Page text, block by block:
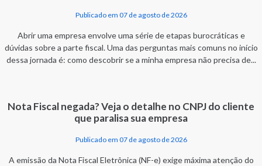
Publicado em 07 de agosto de 2026
Abrir uma empresa envolve uma série de etapas burocráticas e
dúvidas sobre a parte fiscal. Uma das perguntas mais comuns no início
dessa jornada é: como descobrir se a minha empresa não precisa de...
Nota Fiscal negada? Veja o detalhe no CNPJ do cliente
que paralisa sua empresa
Publicado em 07 de agosto de 2026
A emissão da Nota Fiscal Eletrônica (NF-e) exige máxima atenção do